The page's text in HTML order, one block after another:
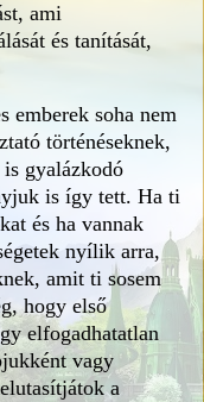
ami
és tanítását,
emberek soha nem
történéseknek,
is gyalázkodó
is így tett. Ha ti
és ha vannak
nyílik arra,
amit ti sosem
hogy első
elfogadhatatlan
vagy
a